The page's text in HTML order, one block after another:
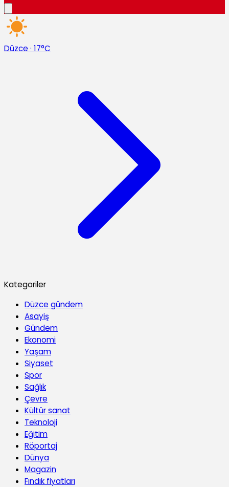
Düzce · 17°C
Kategoriler
Düzce gündem
Asayiş
Gündem
Ekonomi
Yaşam
Siyaset
Spor
Sağlık
Çevre
Kültür sanat
Teknoloji
Eğitim
Röportaj
Dünya
Magazin
Fındık fiyatları